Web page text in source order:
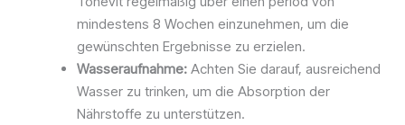
mindestens 8 Wochen einzunehmen, um die
gewünschten Ergebnisse zu erzielen.
Wasseraufnahme: Achten Sie darauf, ausreichend
Wasser zu trinken, um die Absorption der
Nährstoffe zu unterstützen.